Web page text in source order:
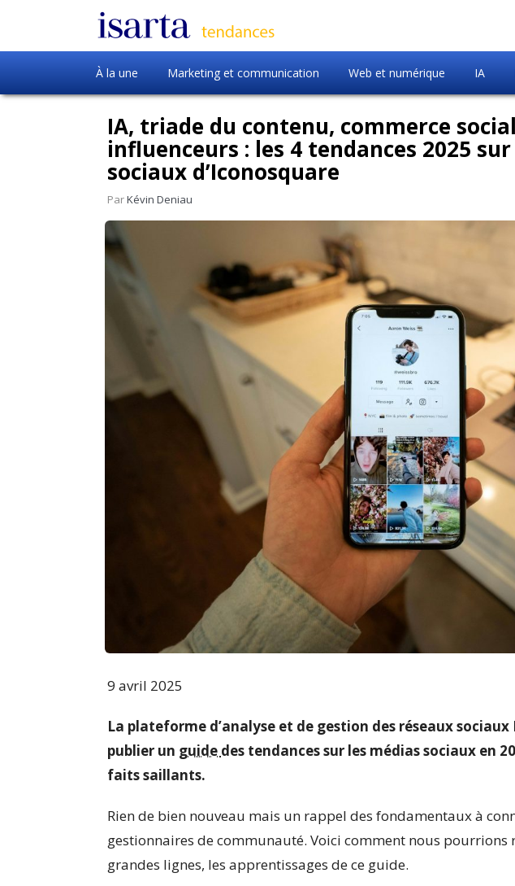
À la une Marketing et communication Web et numérique IA
IA, triade du contenu, commerce
influenceurs : les 4 tendances 2025
sociaux d’Iconosquare
ParKévin Deniau
9 avril 2025
La plateforme d’analyse et de gestion des réseaux
publier un guide des tendances sur les médias sociaux en
faits saillants.
Rien de bien nouveau mais un rappel des fondamentaux à
gestionnaires de communauté. Voici comment nous pourrions
grandes lignes, les apprentissages de ce guide.